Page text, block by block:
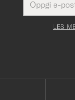
postadresse
Dette
felt
LES